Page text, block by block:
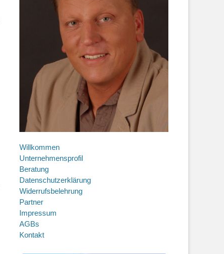
Willkommen
Unternehmensprofil
Beratung
Datenschutzerklärung
Widerrufsbelehrung
Partner
Impressum
AGBs
Kontakt